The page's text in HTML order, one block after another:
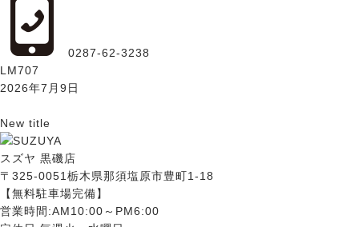
0287-62-3238
LM707
2026年7月9日
New title
スズヤ 黒磯店
〒325-0051栃木県那須塩原市豊町1-18
【無料駐車場完備】
営業時間:AM10:00～PM6:00